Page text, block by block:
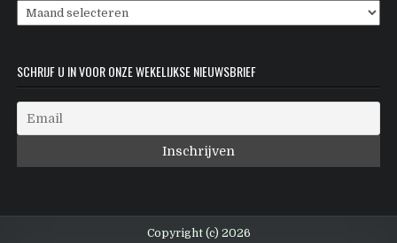
Archieven
SCHRIJF U IN VOOR ONZE WEKELIJKSE NIEUWSBRIEF
Copyright (c) 2026